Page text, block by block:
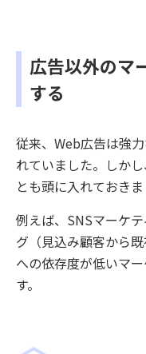
広告以外のマ
する
従来、Web広告は強
れていました。しか
とも頭に入れておきま
例えば、SNSマーケ
グ（見込み顧客から
への依存度が低いマ
す。